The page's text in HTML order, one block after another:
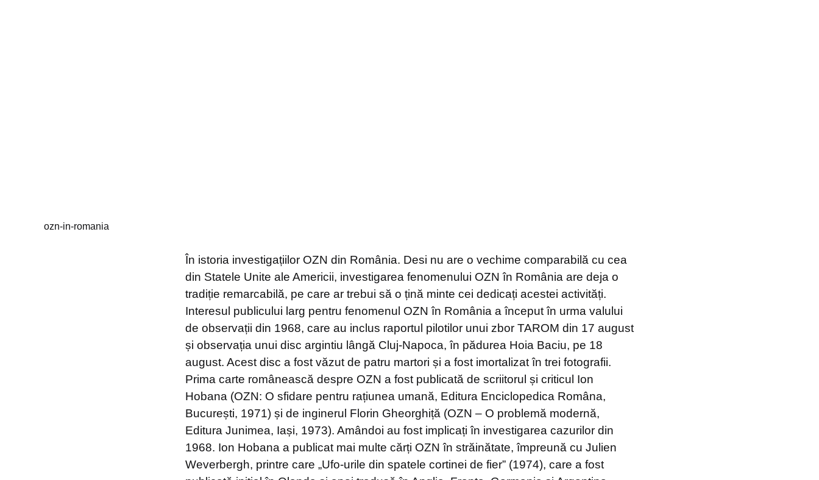
ozn-in-romania
În istoria investigațiilor OZN din România. Desi nu are o vechime comparabilă cu cea
din Statele Unite ale Americii, investigarea fenomenului OZN în România are deja o
tradiție remarcabilă, pe care ar trebui să o țină minte cei dedicați acestei activități.
Interesul publicului larg pentru fenomenul OZN în România a început în urma valului
de observații din 1968, care au inclus raportul pilotilor unui zbor TAROM din 17 august
și observația unui disc argintiu lângă Cluj-Napoca, în pădurea Hoia Baciu, pe 18
august. Acest disc a fost văzut de patru martori și a fost imortalizat în trei fotografii.
Prima carte românească despre OZN a fost publicată de scriitorul și criticul Ion
Hobana (OZN: O sfidare pentru rațiunea umană, Editura Enciclopedica Româna,
București, 1971) și de inginerul Florin Gheorghiță (OZN – O problemă modernă,
Editura Junimea, Iași, 1973). Amândoi au fost implicați în investigarea cazurilor din
1968. Ion Hobana a publicat mai multe cărți OZN în străinătate, împreună cu Julien
Weverbergh, printre care „Ufo-urile din spatele cortinei de fier” (1974), care a fost